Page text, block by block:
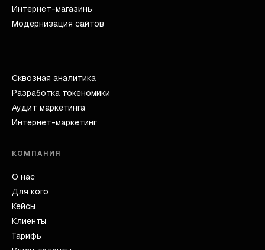
Интернет-магазины
Модернизация сайтов
Сквозная аналитика
Разработка токеномики
Аудит маркетинга
Интернет-маркетинг
КОМПАНИЯ
О нас
Для кого
Кейсы
Клиенты
Тарифы